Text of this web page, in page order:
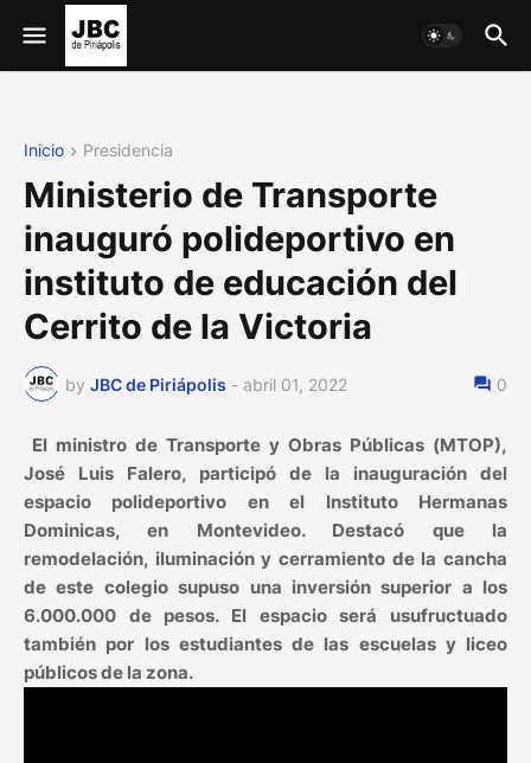
Inicio Presidencia
Ministerio de Transporte
inauguró polideportivo en
instituto de educación del
Cerrito de la Victoria
by JBC de Piriápolis - abril 01, 2022 0
El ministro de Transporte y Obras Públicas (MTOP),
José Luis Falero, participó de la inauguración del
espacio polideportivo en el Instituto Hermanas
Dominicas, en Montevideo. Destacó que la
remodelación, iluminación y cerramiento de la cancha
de este colegio supuso una inversión superior a los
6.000.000 de pesos. El espacio será usufructuado
también por los estudiantes de las escuelas y liceo
públicos de la zona.